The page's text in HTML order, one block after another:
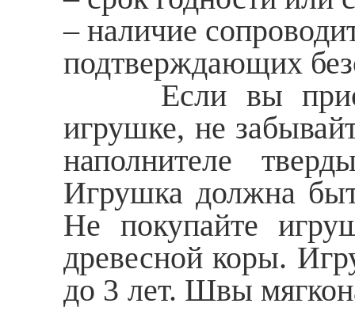
– наличие
подтверждающих
Если вы
игрушке, не
наполнителе
Игрушка должна
Не покупайте
древесной коры.
до 3 лет. Швы